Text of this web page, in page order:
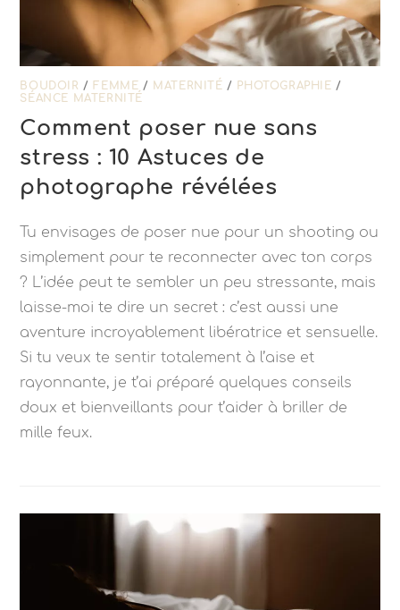
BOUDOIR / FEMME / MATERNITÉ / PHOTOGRAPHIE /
SÉANCE MATERNITÉ
Comment poser nue sans
stress : 10 Astuces de
photographe révélées
Tu envisages de poser nue pour un shooting ou
simplement pour te reconnecter avec ton corps
? L’idée peut te sembler un peu stressante, mais
laisse-moi te dire un secret : c’est aussi une
aventure incroyablement libératrice et sensuelle.
Si tu veux te sentir totalement à l’aise et
rayonnante, je t’ai préparé quelques conseils
doux et bienveillants pour t’aider à briller de
mille feux.